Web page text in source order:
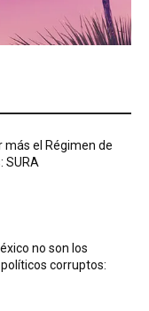
más el Régimen de
SURA
no son los
corruptos: